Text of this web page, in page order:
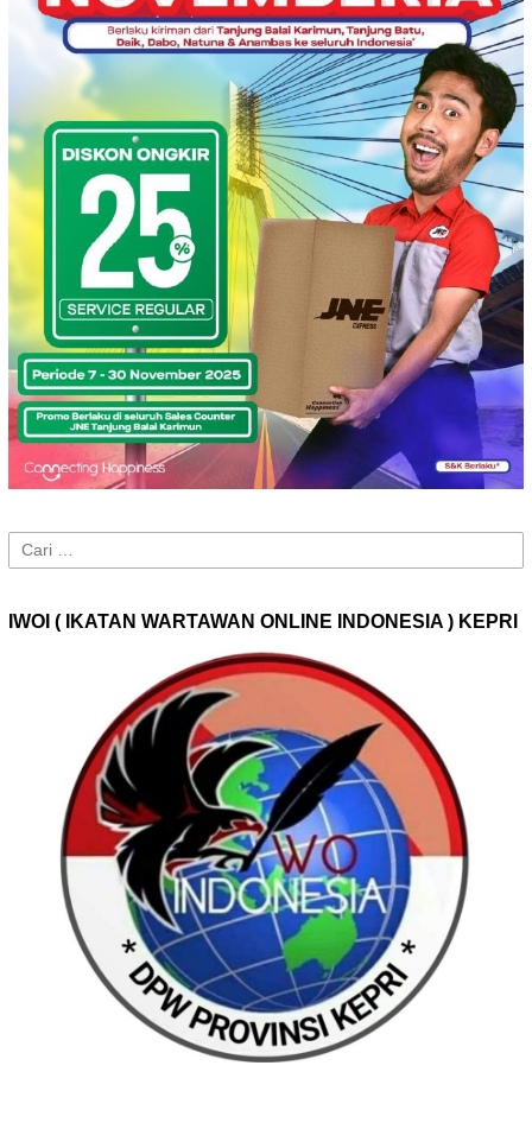
Cari
untuk:
IWOI ( IKATAN WARTAWAN ONLINE INDONESIA ) KEPRI